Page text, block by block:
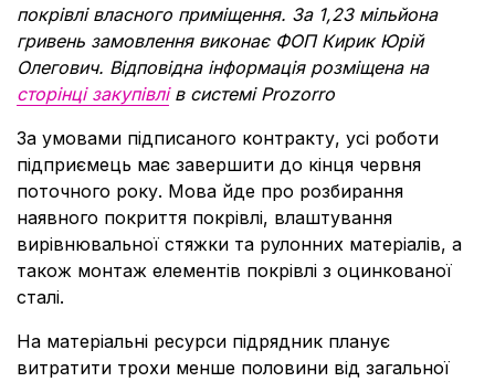
покрівлі власного приміщення. За 1,23 мільйона
гривень замовлення виконає ФОП Кирик Юрій
Олегович. Відповідна інформація розміщена на
сторінці закупівлів системі Prozorro
За умовами підписаного контракту, усі роботи
підприємець має завершити до кінця червня
поточного року. Мова йде про розбирання
наявного покриття покрівлі, влаштування
вирівнювальної стяжки та рулонних матеріалів, а
також монтаж елементів покрівлі з оцинкованої
сталі.
На матеріальні ресурси підрядник планує
витратити трохи менше половини від загальної